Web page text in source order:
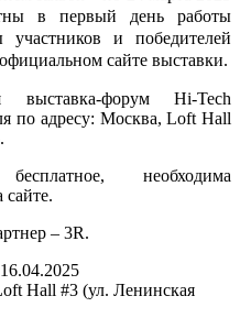
в первый день работы
и победителей
сайте выставки.
выставка-форум Hi-Tech
по адресу: Москва, Loft Hall
необходима
сайте.
– 3R.
Hall #3 (ул. Ленинская